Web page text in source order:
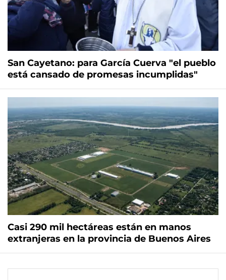
San Cayetano: para García Cuerva "el pueblo
está cansado de promesas incumplidas"
Casi 290 mil hectáreas están en manos
extranjeras en la provincia de Buenos Aires